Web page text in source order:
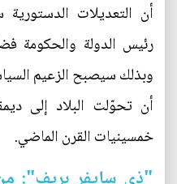
أن التعديلات
رئيس الدولة والحكومة
وبذلك سيصبح الزعيم
أن تحوّلت البلاد إلى
خمسينيات القرن الماضي.